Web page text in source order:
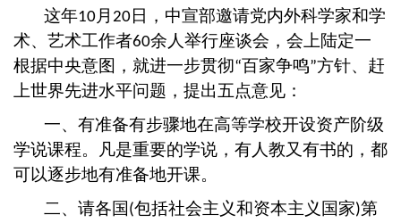
这年10 月 20 日，中宣部邀请党内外科学家和学
术、艺术工作者60余人举行座谈会，会上陆定一
根据中央意图，就进一步贯彻“百家争鸣”方针、赶
上世界先进水平问题，提出五点意见：
一、有准备有步骤地在高等学校开设资产阶级
学说课程。凡是重要的学说，有人教又有书的，都
可以逐步地有准备地开课。
二、请各国 (包括社会主义和资本主义国家)第